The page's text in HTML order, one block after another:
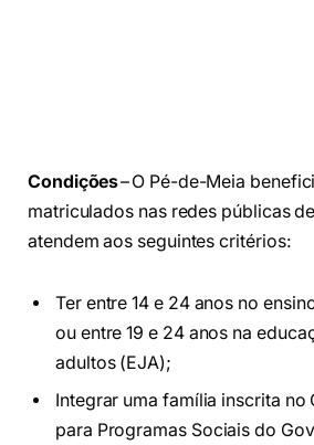
Condições– O Pé-de-Meia
matriculados nas redes públicas
atendem aos seguintes critérios:
Ter entre 14 e 24 anos no
ou entre 19 e 24 anos na
adultos (EJA);
Integrar uma família inscrita no
para Programas Sociais do